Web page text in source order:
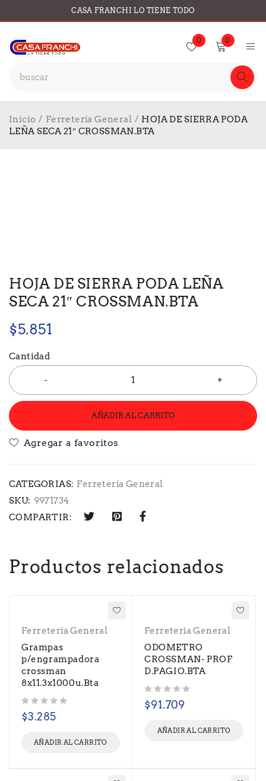
CASA FRANCHI LO TIENE TODO
0 0
Inicio / Ferretería General / HOJA DE SIERRA PODA
LEÑA SECA 21″ CROSSMAN.BTA
HOJA DE SIERRA PODA LEÑA
SECA 21″ CROSSMAN.BTA
$5.851
Cantidad
AÑADIR AL CARRITO
CATEGORIAS: Ferretería General
SKU: 9971734
COMPARTIR:
Productos relacionados
Ferretería General
Grampas
p/engrampadora
crossman
8x11.3x1000u.Bta
$3.285
AÑADIR AL CARRITO
Ferretería General
ODOMETRO
CROSSMAN- PROF
D.PAGIO.BTA
$91.709
AÑADIR AL CARRITO